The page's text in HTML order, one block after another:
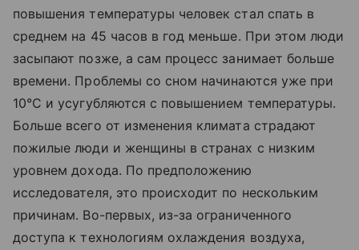
повышения температуры человек стал спать в
среднем на 45 часов в год меньше. При этом люди
засыпают позже, а сам процесс занимает больше
времени. Проблемы со сном начинаются уже при
10°С и усугубляются с повышением температуры.
Больше всего от изменения климата страдают
пожилые люди и женщины в странах с низким
уровнем дохода. По предположению
исследователя, это происходит по нескольким
причинам. Во-первых, из-за ограниченного
доступа к технологиям охлаждения воздуха,